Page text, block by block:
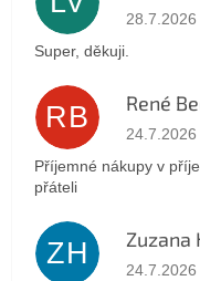
28.7.2026
Super, děkuji.
RB René
24.7.2026
Příjemné nákupy v
přáteli
ZH Zuzana
24.7.2026